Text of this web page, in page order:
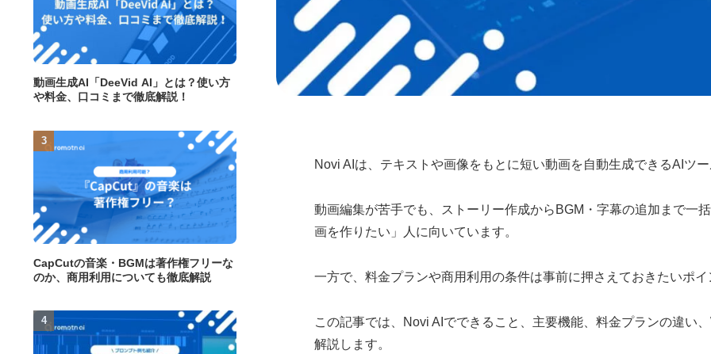
Novi AIは、テキストや画像をもとに短い動画を自動生成できるAIツ
動画編集が苦手でも、ストーリー作成からBGM・字幕の追加まで一
画を作りたい」人に向いています。
一方で、料金プランや商用利用の条件は事前に押さえておきたいポ
この記事では、Novi AIでできること、主要機能、料金プランの違い
解説します。
動画生成AI「DeeVid AI」とは？使い方
や料金、口コミまで徹底解説！
CapCutの音楽・BGMは著作権フリーな
のか、商用利用についても徹底解説